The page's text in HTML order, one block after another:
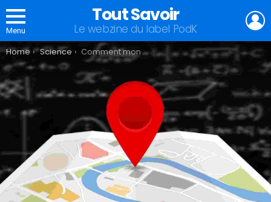
Menu
Tout Savoir
Le webzine du label PodK
You are here:
Home Science Comment mon GPS sait-il que je suis devant la boulangerie ?